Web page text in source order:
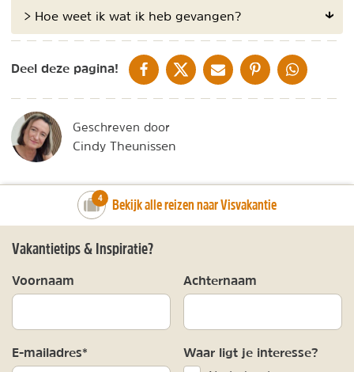
> Hoe weet ik wat ik heb gevangen?
Deel deze pagina! DELEN OP FACEBOOK
DELEN OP XDELEN VIA DE MAIL
DELEN OP PINTEREST
DELEN OP
Geschreven door
Cindy Theunissen
number_of_trips:
4 Bekijk alle reizen naar Visvakantie
Vakantietips & Inspiratie?
Voornaam Achternaam
E-mailadres* Waar ligt je interesse?